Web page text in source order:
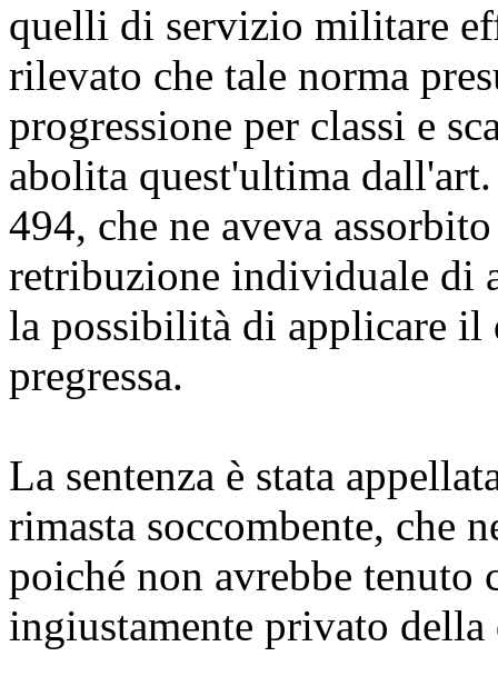
quelli di servizio militare
rilevato che tale norma
progressione per classi e
abolita quest'ultima
494, che ne aveva
retribuzione individuale di
la possibilità di applicare il
pregressa.
La sentenza è stata
rimasta soccombente, che
poiché non avrebbe tenuto
ingiustamente privato